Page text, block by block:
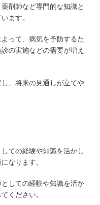
剤師など専門的な知識と
ます。
って、病気を予防するた
の実施などの需要が増え
、将来の見通しが立てや
ての経験や知識を活かし
なります。
しての経験や知識を活か
ください。